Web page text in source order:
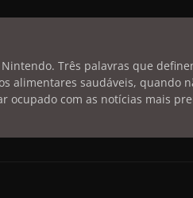
Três palavras que
alimentares saudáveis, quando
ocupado com as notícias mais